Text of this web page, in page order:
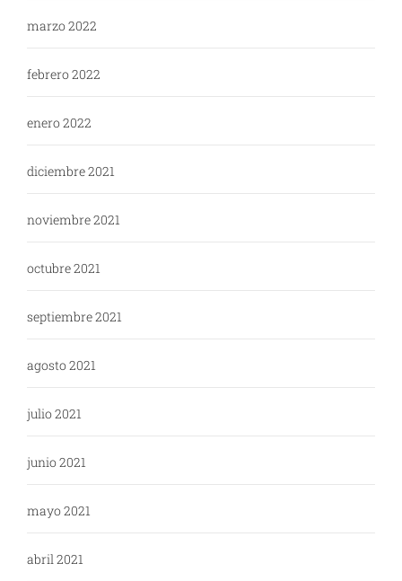
marzo 2022
febrero 2022
enero 2022
diciembre 2021
noviembre 2021
octubre 2021
septiembre 2021
agosto 2021
julio 2021
junio 2021
mayo 2021
abril 2021